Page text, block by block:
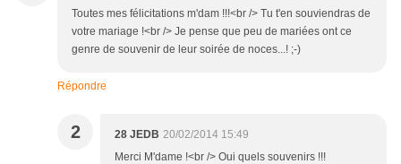
Toutes mes félicitations m'dam !!!<br /> Tu t'en souviendras de
votre mariage !<br /> Je pense que peu de mariées ont ce
genre de souvenir de leur soirée de noces...! ;-)
Répondre
2 28 JEDB 20/02/2014 15:49
Merci M'dame !<br /> Oui quels souvenirs !!!